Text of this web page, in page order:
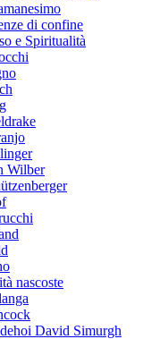
di confine
e Spiritualità
Wilber
nascoste
David Simurgh